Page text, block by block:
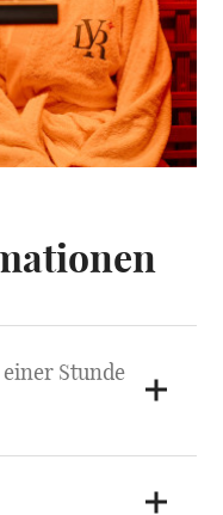
Stunde
Sie genießen es,
beim Betreten zu